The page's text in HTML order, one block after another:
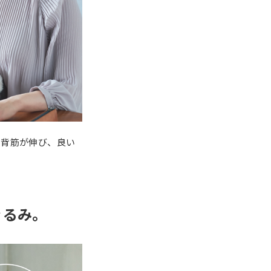
筋が伸び、良い
み。